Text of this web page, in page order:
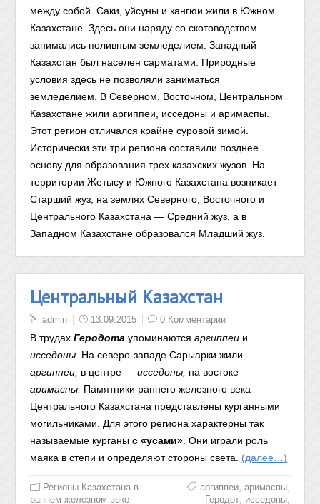
между собой. Саки, уйсуны и кангюи жили в Южном
Казахстане. Здесь они наряду со скотоводством
занимались поливным земледелием. Западный
Казахстан был населен сарматами. Природные
условия здесь не позволяли заниматься
земледелием. В Северном, Восточном, Центральном
Казахстане жили аргиппеи, исседоны и аримаспы.
Этот регион отличался крайне суровой зимой.
Исторически эти три региона составили позднее
основу для образования трех казахских жузов. На
территории Жетысу и Южного Казахстана возникает
Старший жуз, на землях Северного, Восточного и
Центрального Казахстана — Средний жуз, а в
Западном Казахстане образовался Младший жуз.
Центральный Казахстан
admin 13.09.2015 0 Комментарии
В трудахГеродота упоминаютсяаргиппеи и
исседоны. На северо-западе Сарыарки жили
аргиппеи, в центре —исседоны, на востоке —
аримаспы. Памятники раннего железного века
Центрального Казахстана представлены курганными
могильниками. Для этого региона характерны так
называемые курганыс «усами» . Они играли роль
маяка в степи и определяют стороны света. (далее…)
Регионы Казахстана в
раннем железном веке
аргиппеи, аримаспы,
Геродот, исседоны,